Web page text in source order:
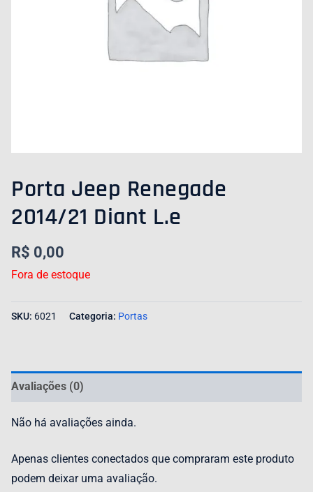
Porta Jeep Renegade
2014/21 Diant L.e
R$ 0,00
Fora de estoque
SKU: 6021 Categoria: Portas
Avaliações (0)
Não há avaliações ainda.
Apenas clientes conectados que compraram este produto
podem deixar uma avaliação.